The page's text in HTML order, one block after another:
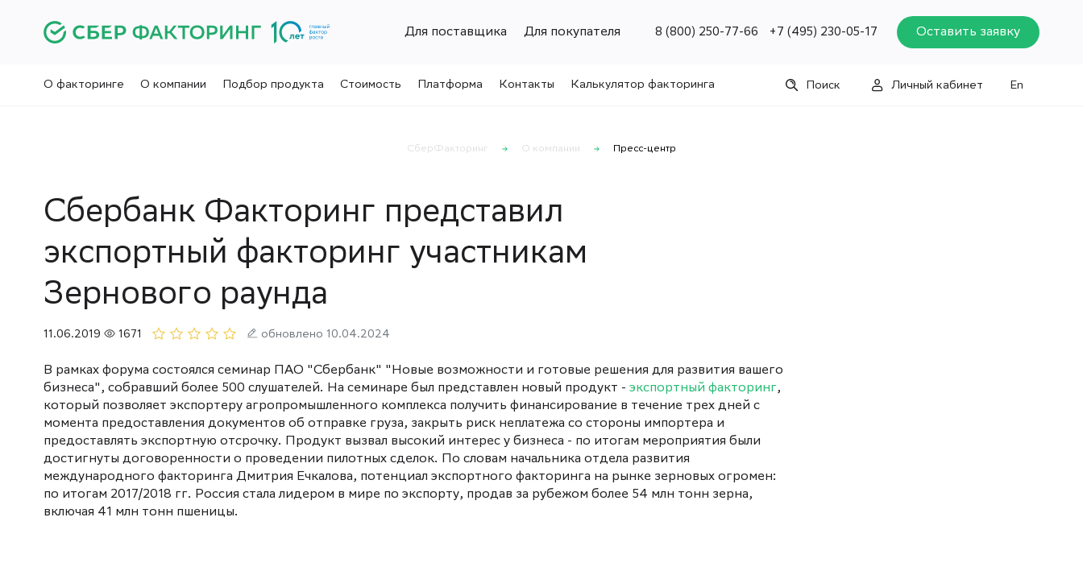
Для поставщика Для покупателя 8 (800) 250-77-66 +7 (495) 230-05-17 Оставить заявку
О факторинге О компании Подбор продукта Стоимость Платформа Контакты Калькулятор факторинга Поиск Личный кабинет En
СберФакторинг О компании Пресс-центр
Сбербанк Факторинг представил
экспортный факторинг участникам
Зернового раунда
11.06.2019 1671 обновлено 10.04.2024
В рамках форума состоялся семинар ПАО "Сбербанк" "Новые возможности и готовые решения для развития вашего
бизнеса", собравший более 500 слушателей. На семинаре был представлен новый продукт - экспортный факторинг,
который позволяет экспортеру агропромышленного комплекса получить финансирование в течение трех дней с
момента предоставления документов об отправке груза, закрыть риск неплатежа со стороны импортера и
предоставлять экспортную отсрочку. Продукт вызвал высокий интерес у бизнеса - по итогам мероприятия были
достигнуты договоренности о проведении пилотных сделок. По словам начальника отдела развития
международного факторинга Дмитрия Ечкалова, потенциал экспортного факторинга на рынке зерновых огромен:
по итогам 2017/2018 гг. Россия стала лидером в мире по экспорту, продав за рубежом более 54 млн тонн зерна,
включая 41 млн тонн пшеницы.